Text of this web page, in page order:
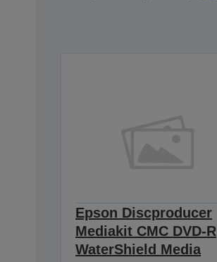
Epson Discproducer
Mediakit CMC DVD-R
WaterShield Media